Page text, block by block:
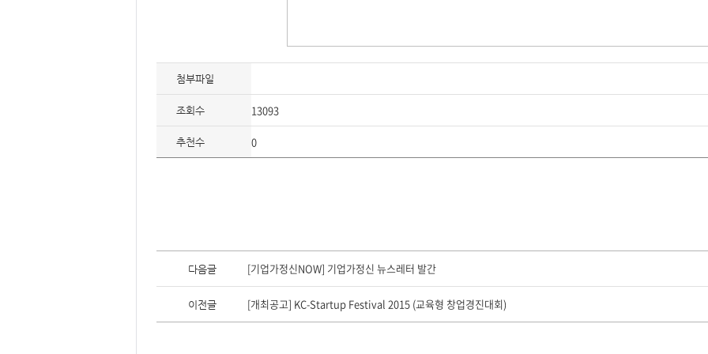
첨부파일
조회수 13093
추천수 0
이
다
다음글 [기업가정신NOW] 기업가정신 뉴스레터 발간
이전글 [개최공고] KC-Startup Festival 2015 (교육형 창업경진대회)